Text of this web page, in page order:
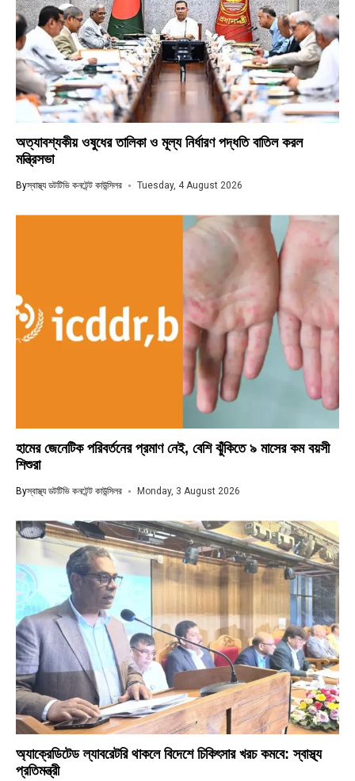
অত্যাবশ্যকীয় ওষুধের তালিকা ও মূল্য নির্ধারণ পদ্ধতি বাতিল করল
মন্ত্রিসভা
Byস্বাস্থ্য ডটটিভি কনটেন্ট কাউন্সিলর Tuesday, 4 August 2026
হামের জেনেটিক পরিবর্তনের প্রমাণ নেই, বেশি ঝুঁকিতে ৯ মাসের কম বয়সী
শিশুরা
Byস্বাস্থ্য ডটটিভি কনটেন্ট কাউন্সিলর Monday, 3 August 2026
অ্যাক্রেডিটেড ল্যাবরেটরি থাকলে বিদেশে চিকিৎসার খরচ কমবে: স্বাস্থ্য
প্রতিমন্ত্রী